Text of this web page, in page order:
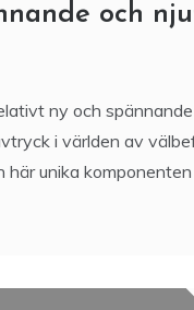
och
ny och
i världen av
här unika